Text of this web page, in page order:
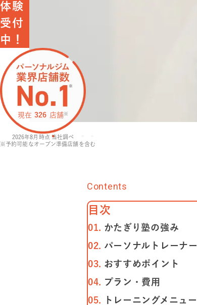
体験
受付
中！
現在 326 店舗※
2026年8月 時点 当社調べ
※予約可能なオープン準備店舗を含む
Contents
⽬次
かたぎり塾の強み
パーソナルトレーナー
おすすめポイント
プラン・費⽤
トレーニングメニュー